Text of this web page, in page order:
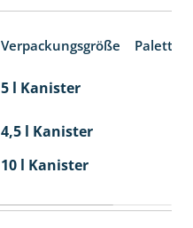
Verpackungsgröße
5 l Kanister
4,5 l Kanister
10 l Kanister